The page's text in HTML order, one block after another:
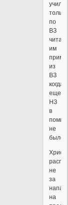
учили
только
по
ВЗ
читая
им
из
ВЗ
когда
еще
НЗ
в
не
было?
не
за
на